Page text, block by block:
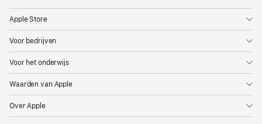
Apple Store
Voor bedrijven
Voor het onderwijs
Waarden van Apple
Over Apple